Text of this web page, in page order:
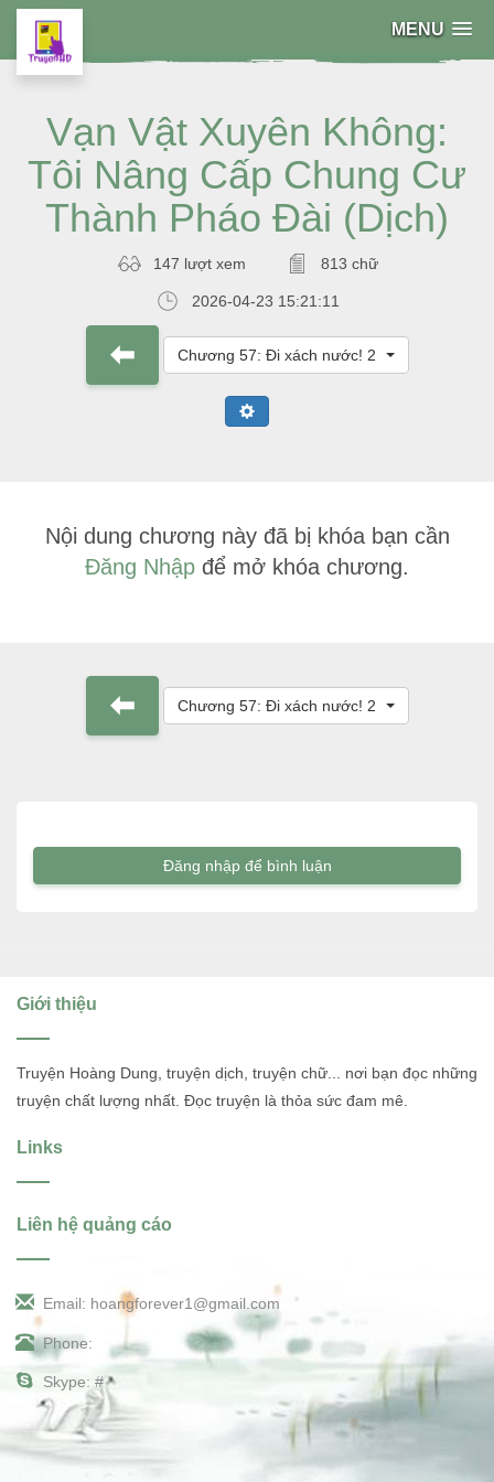
MENU
Vạn Vật Xuyên Không:
Tôi Nâng Cấp Chung Cư
Thành Pháo Đài (Dịch)
147 lượt xem 813 chữ
2026-04-23 15:21:11
Chương 57: Đi xách nước! 2
Nội dung chương này đã bị khóa bạn cần
Đăng Nhập để mở khóa chương.
Chương 57: Đi xách nước! 2
Đăng nhập để bình luận
Giới thiệu
Truyện Hoàng Dung, truyện dịch, truyện chữ... nơi bạn đọc những
truyện chất lượng nhất. Đọc truyện là thỏa sức đam mê.
Links
Liên hệ quảng cáo
Email: hoangforever1@gmail.com
Phone:
Skype: #